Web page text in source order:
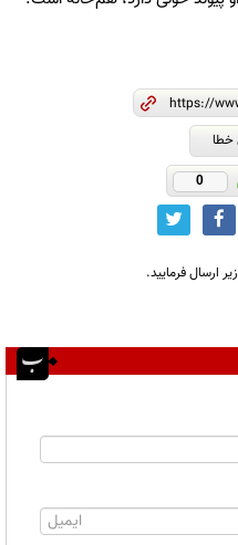
خطا
0
ارسال فرمایید.